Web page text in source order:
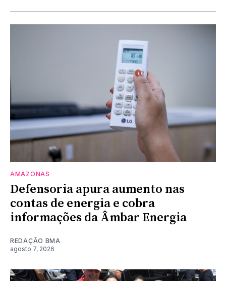
AMAZONAS
Defensoria apura aumento nas
contas de energia e cobra
informações da Âmbar Energia
REDAÇÃO BMA
agosto 7, 2026